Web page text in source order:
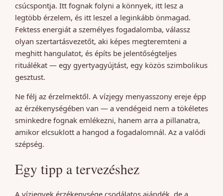
csúcspontja. Itt fognak folyni a könnyek, itt lesz a
legtöbb érzelem, és itt leszel a leginkább önmagad.
Fektess energiát a személyes fogadalomba, válassz
olyan szertartásvezetőt, aki képes megteremteni a
meghitt hangulatot, és építs be jelentőségteljes
rituálékat — egy gyertyagyújtást, egy közös szimbolikus
gesztust.
Ne félj az érzelmektől. A vízjegy menyasszony ereje épp
az érzékenységében van — a vendégeid nem a tökéletes
sminkedre fognak emlékezni, hanem arra a pillanatra,
amikor elcsuklott a hangod a fogadalomnál. Az a valódi
szépség.
Egy tipp a tervezéshez